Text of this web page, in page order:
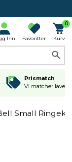
Inn Favoritter
0
Kurv
Prismatch
Vi matcher
Small